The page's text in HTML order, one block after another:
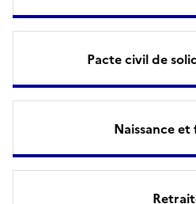
Pacte civil de
Naissance